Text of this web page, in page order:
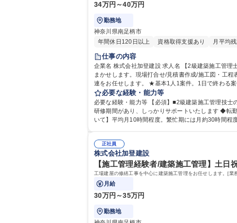
34万円～40万円
勤務地
神奈川県南足柄市
年間休日120日以上
資格取得支援あり 月平均
仕事の内容
企業名 株式会社加登建設 求人名 【2級建築施工管理士向け/建築施工管理】再雇用制度有/土日祝休/夜勤転勤無 仕事の内容 工場建屋などの修繕工事を中心に建築施工管理をお
まかせします。現場打合せ/見積書作成/施工図・工程表の作成/業者・
連をお任せします。 ★基本1人1案件。1日で終わる
なく、自分のペースで働くことができます。 [主な顧客]富士フイ
け/建築施工管理】再雇用制度有/土日祝休/夜勤転勤無
必要な経験・能力等
必要な経験・能力等 【必須】■2級建築施工管理技士の資格をお持ちの方 ■第一種運転免許普通自動車(ATも可) ※ATの方は面
研修期間があり、しっかりサポートいたします ◆転
いて】平均月10時間程度。繁忙期には月約30時間程度ございます。 学歴・資格 学歴：大学院 大学 高専 短大 専修学校 高校 語学力： 資
正社員
株式会社加登建設
【施工管理経験者/建築施工管理】土日
工場建屋の修繕工事を中心に建築施工管理をお任せします。[
月給
30万円～35万円
勤務地